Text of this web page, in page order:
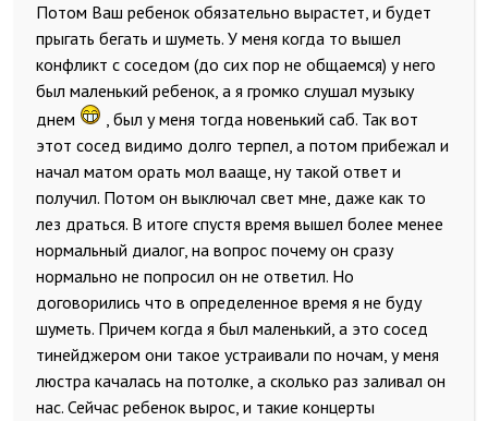
Потом Ваш ребенок обязательно вырастет, и будет
прыгать бегать и шуметь. У меня когда то вышел
конфликт с соседом (до сих пор не общаемся) у него
был маленький ребенок, а я громко слушал музыку
днем
, был у меня тогда новенький саб. Так вот
этот сосед видимо долго терпел, а потом прибежал и
начал матом орать мол вааще, ну такой ответ и
получил. Потом он выключал свет мне, даже как то
лез драться. В итоге спустя время вышел более менее
нормальный диалог, на вопрос почему он сразу
нормально не попросил он не ответил. Но
договорились что в определенное время я не буду
шуметь. Причем когда я был маленький, а это сосед
тинейджером они такое устраивали по ночам, у меня
люстра качалась на потолке, а сколько раз заливал он
нас. Сейчас ребенок вырос, и такие концерты